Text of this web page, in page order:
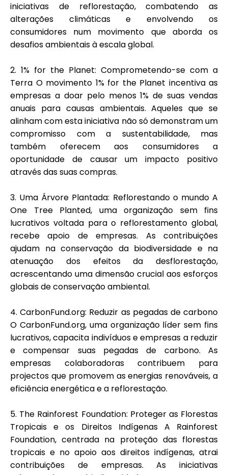
iniciativas de reflorestação, combatendo as
alterações climáticas e envolvendo os
consumidores num movimento que aborda os
desafios ambientais à escala global.
2. 1% for the Planet: Comprometendo-se com a
Terra O movimento 1% for the Planet incentiva as
empresas a doar pelo menos 1% de suas vendas
anuais para causas ambientais. Aqueles que se
alinham com esta iniciativa não só demonstram um
compromisso com a sustentabilidade, mas
também oferecem aos consumidores a
oportunidade de causar um impacto positivo
através das suas compras.
3. Uma Árvore Plantada: Reflorestando o mundo A
One Tree Planted, uma organização sem fins
lucrativos voltada para o reflorestamento global,
recebe apoio de empresas. As contribuições
ajudam na conservação da biodiversidade e na
atenuação dos efeitos da desflorestação,
acrescentando uma dimensão crucial aos esforços
globais de conservação ambiental.
4.CarbonFund.org: Reduzir as pegadas de carbono
O CarbonFund.org, uma organização líder sem fins
lucrativos, capacita indivíduos e empresas a reduzir
e compensar suas pegadas de carbono. As
empresas colaboradoras contribuem para
projectos que promovem as energias renováveis, a
eficiência energética e a reflorestação.
5. The Rainforest Foundation: Proteger as Florestas
Tropicais e os Direitos Indígenas A Rainforest
Foundation, centrada na proteção das florestas
tropicais e no apoio aos direitos indígenas, atrai
contribuições de empresas. As iniciativas